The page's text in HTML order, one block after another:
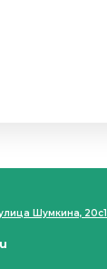
Шумкина, 20с1